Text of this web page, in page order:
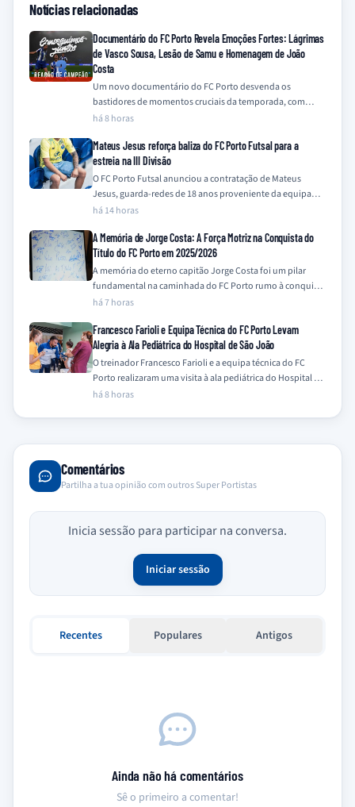
Notícias relacionadas
Documentário do FC Porto Revela Emoções Fortes: Lágrimas
de Vasco Sousa, Lesão de Samu e Homenagem de João
Costa
Um novo documentário do FC Porto desvenda os
bastidores de momentos cruciais da temporada, com
destaque para a emotiva recuperação de Vasco…
há 8 horas
Mateus Jesus reforça baliza do FC Porto Futsal para a
estreia na III Divisão
O FC Porto Futsal anunciou a contratação de Mateus
Jesus, guarda-redes de 18 anos proveniente da equipa
Sub-19 do clube, para a…
há 14 horas
A Memória de Jorge Costa: A Força Motriz na Conquista do
Título do FC Porto em 2025/2026
A memória do eterno capitão Jorge Costa foi um pilar
fundamental na caminhada do FC Porto rumo à conquista
do título da…
há 7 horas
Francesco Farioli e Equipa Técnica do FC Porto Levam
Alegria à Ala Pediátrica do Hospital de São João
O treinador Francesco Farioli e a equipa técnica do FC
Porto realizaram uma visita à ala pediátrica do Hospital de
São João,…
há 8 horas
Comentários
Partilha a tua opinião com outros Super Portistas
Inicia sessão para participar na conversa.
Iniciar sessão
Recentes Populares Antigos
Ainda não há comentários
Sê o primeiro a comentar!